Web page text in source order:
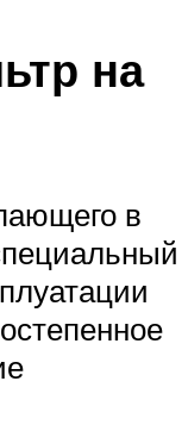
на
в